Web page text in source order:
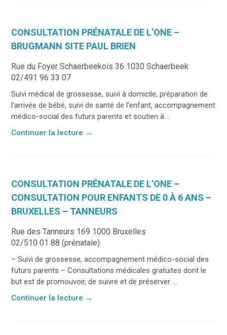
CONSULTATION PRÉNATALE DE L’ONE –
BRUGMANN SITE PAUL BRIEN
Rue du Foyer Schaerbeekois 36 1030 Schaerbeek
02/491 96 33 07
Suivi médical de grossesse, suivi à domicile, préparation de
l’arrivée de bébé, suivi de santé de l’enfant, accompagnement
médico-social des futurs parents et soutien à ...
Continuer la lecture →
CONSULTATION PRÉNATALE DE L’ONE –
CONSULTATION POUR ENFANTS DE 0 À 6 ANS –
BRUXELLES – TANNEURS
Rue des Tanneurs 169 1000 Bruxelles
02/510 01 88 (prénatale)
– Suivi de grossesse, accompagnement médico-social des
futurs parents – Consultations médicales gratuites dont le
but est de promouvoir, de suivre et de préserver ...
Continuer la lecture →